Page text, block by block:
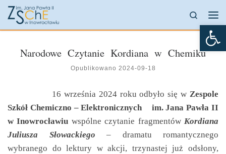
Przejdź do treści
Search
Narodowe Czytanie Kordiana w Chemiku
Opublikowano 2024-09-18
16 września 2024 roku odbyło się w Zespole
Szkół Chemiczno – Elektronicznych im. Jana Pawła II
w Inowrocławiu wspólne czytanie fragmentów Kordiana
Juliusza Słowackiego – dramatu romantycznego
wybranego do lektury w akcji, trzynastej już odsłony,